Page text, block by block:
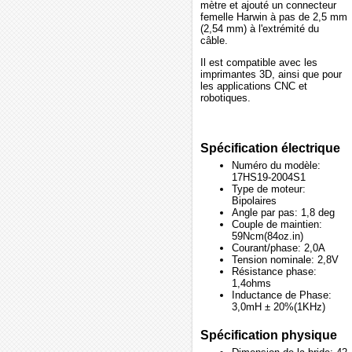
mètre et ajouté un connecteur
femelle Harwin à pas de 2,5 mm
(2,54 mm) à l'extrémité du
câble.
Il est compatible avec les
imprimantes 3D, ainsi que pour
les applications CNC et
robotiques.
Spécification électrique
Numéro du modèle:
17HS19-2004S1
Type de moteur:
Bipolaires
Angle par pas: 1,8 deg
Couple de maintien:
59Ncm(84oz.in)
Courant/phase: 2,0A
Tension nominale: 2,8V
Résistance phase:
1,4ohms
Inductance de Phase:
3,0mH ± 20%(1KHz)
Spécification physique